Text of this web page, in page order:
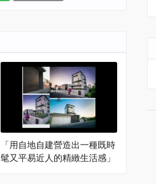
「用自地自建營造出一種既時
髦又平易近人的精緻生活感」